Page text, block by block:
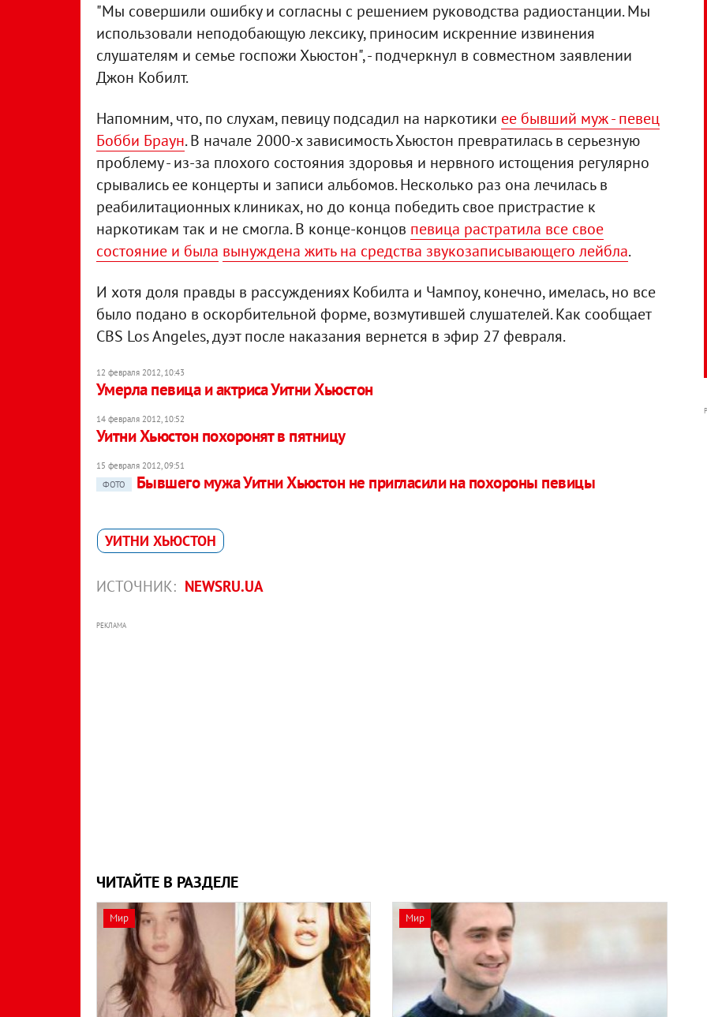
"Мы совершили ошибку и согласны с решением руководства радиостанции. Мы
использовали неподобающую лексику, приносим искренние извинения
слушателям и семье госпожи Хьюстон", - подчеркнул в совместном заявлении
Джон Кобилт.
Напомним, что, по слухам, певицу подсадил на наркотики ее бывший муж - певец
Бобби Браун. В начале 2000-х зависимость Хьюстон превратилась в серьезную
проблему - из-за плохого состояния здоровья и нервного истощения регулярно
срывались ее концерты и записи альбомов. Несколько раз она лечилась в
реабилитационных клиниках, но до конца победить свое пристрастие к
наркотикам так и не смогла. В конце-концов певица растратила все свое
состояние и была вынуждена жить на средства звукозаписывающего лейбла.
И хотя доля правды в рассуждениях Кобилта и Чампоу, конечно, имелась, но все
было подано в оскорбительной форме, возмутившей слушателей. Как сообщает
CBS Los Angeles, дуэт после наказания вернется в эфир 27 февраля.
12 февраля 2012, 10:43
Умерла певица и актриса Уитни Хьюстон
14 февраля 2012, 10:52
Уитни Хьюстон похоронят в пятницу
15 февраля 2012, 09:51
ФОТО
Бывшего мужа Уитни Хьюстон не пригласили на похороны певицы
УИТНИ ХЬЮСТОН
ИСТОЧНИК: NEWSRU.UA
РЕКЛАМА
ЧИТАЙТЕ В РАЗДЕЛЕ
Мир Мир